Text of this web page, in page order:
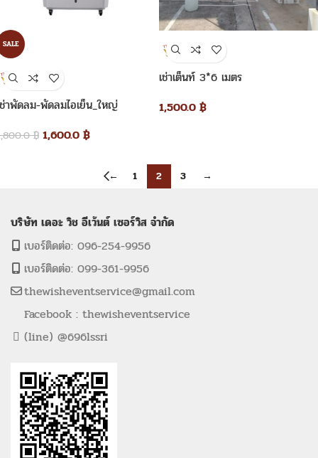
SALE
าพัดลม-พัดลมไอเย็น_ใหญ่
฿ 1,600.0 ฿
เช่าเต็นท์ 3*6 เมตร
1,500.0 ฿
← 1 2 3 →
บริษัท เดอะ วิช อีเว้นต์ เซอร์วิส จำกัด
เบอร์ติดต่อ: 096-254-9956
เบอร์ติดต่อ: 099-361-9956
thewisheventservice@gmail.com
Facebook : thewisheventservice
(line) @696lssri